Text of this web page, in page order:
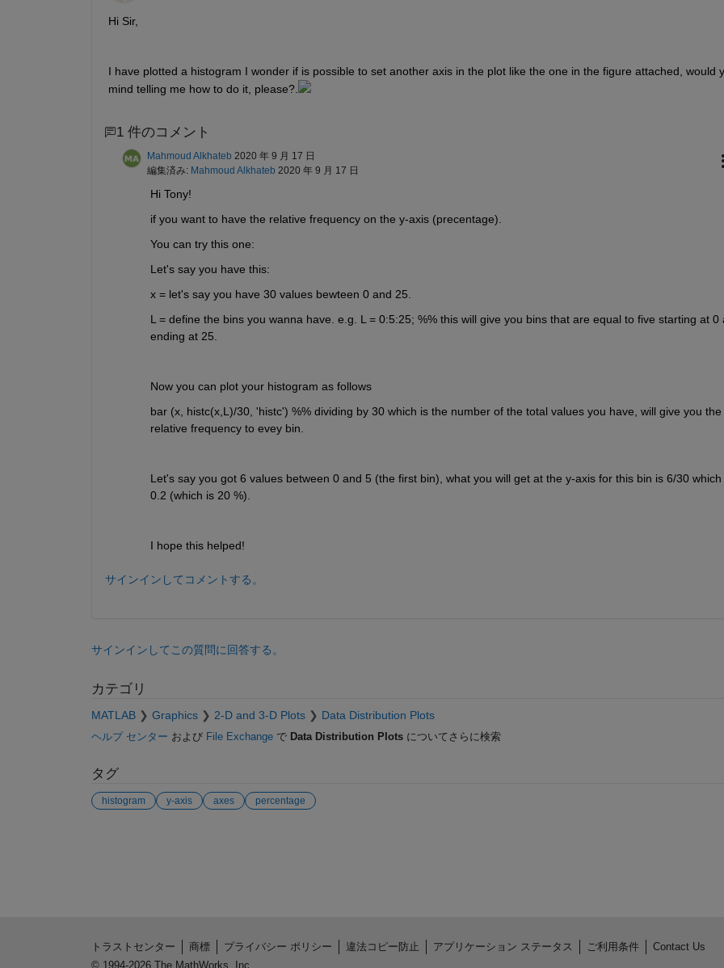
Hi Sir,
I have plotted a histogram I wonder if is possible to set another axis in the plot like the one in the figure attached, would
mind telling me how to do it, please?.
1 件のコメント
Mahmoud Alkhateb 2020 年 9 月 17 日
編集済み: Mahmoud Alkhateb 2020 年 9 月 17 日
Hi Tony!
if you want to have the relative frequency on the y-axis (precentage).
You can try this one:
Let's say you have this:
x = let's say you have 30 values bewteen 0 and 25.
L = define the bins you wanna have. e.g. L = 0:5:25; %% this will give you bins that are equal to five starting at 0
ending at 25.
Now you can plot your histogram as follows
bar (x, histc(x,L)/30, 'histc') %% dividing by 30 which is the number of the total values you have, will give you the
relative frequency to evey bin.
Let's say you got 6 values between 0 and 5 (the first bin), what you will get at the y-axis for this bin is 6/30 which
0.2 (which is 20 %).
I hope this helped!
サインインしてコメントする。
サインインしてこの質問に回答する。
カテゴリ
MATLAB Graphics 2-D and 3-D Plots Data Distribution Plots
ヘルプ センター および File Exchangeで Data Distribution Plotsについてさらに検索
タグ
histogram y-axis axes percentage
トラストセンター 商標 プライバシー ポリシー 違法コピー防止 アプリケーション ステータス ご利用条件
Contact Us
© 1994-2026 The MathWorks, Inc.